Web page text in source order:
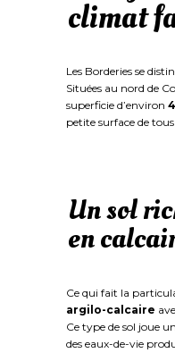
climat
Les Borderies se
Situées au nord de
superficie d’environ
petite surface de
Un sol
en
Ce qui fait la
argilo-calcaire
Ce type de sol joue
des eaux-de-vie